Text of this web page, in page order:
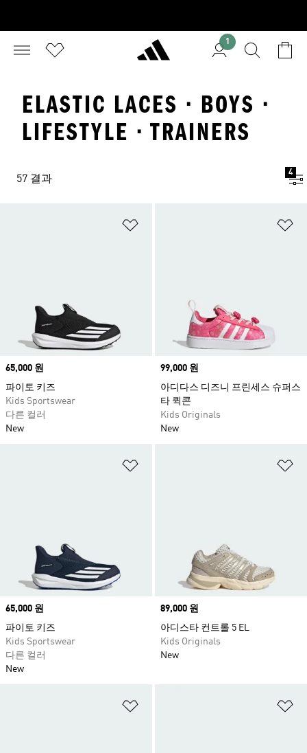
1
ELASTIC LACES · BOYS ·
LIFESTYLE · TRAINERS
57 결과
4
Price
65,000 원
파이토 키즈
Kids Sportswear
다른 컬러
New
Price
99,000 원
아디다스 디즈니 프린세스 슈퍼스
타 퀵콘
Kids Originals
New
Price
65,000 원
파이토 키즈
Kids Sportswear
다른 컬러
New
Price
89,000 원
아디스타 컨트롤 5 EL
Kids Originals
New